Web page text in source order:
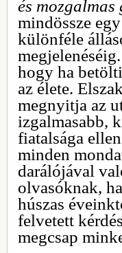
és
mindössze
különféle
hogy ha
az élete.
megnyitja az
izgalmasabb,
fiatalsága
minden
darálójával
olvasóknak,
húszas
felvetett
megcsap